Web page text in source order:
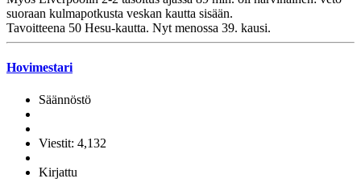
suoraan kulmapotkusta veskan kautta sisään.
Tavoitteena 50 Hesu-kautta. Nyt menossa 39. kausi.
Hovimestari
Säännöstö
Viestit: 4,132
Kirjattu